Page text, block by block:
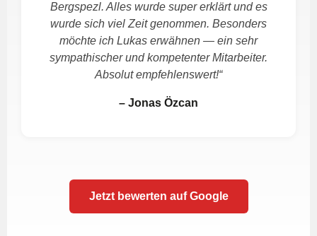
Bergspezl. Alles wurde super erklärt und es
wurde sich viel Zeit genommen. Besonders
möchte ich Lukas erwähnen — ein sehr
sympathischer und kompetenter Mitarbeiter.
Absolut empfehlenswert!“
– Jonas Özcan
Jetzt bewerten auf Google